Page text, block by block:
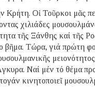
Κρήτη. Οἱ Τοῦρκοι μᾶς
χιλιάδες
τῆς Ξάνθης καί τῆς
βῆμα. Τώρα, γιά πρώτη
Ναί μέν τό θέμα
κινητοποιεῖ